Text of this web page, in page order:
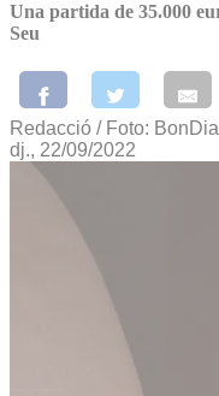
Una partida de 35.000
Seu
Redacció / Foto: BonDia
dj., 22/09/2022